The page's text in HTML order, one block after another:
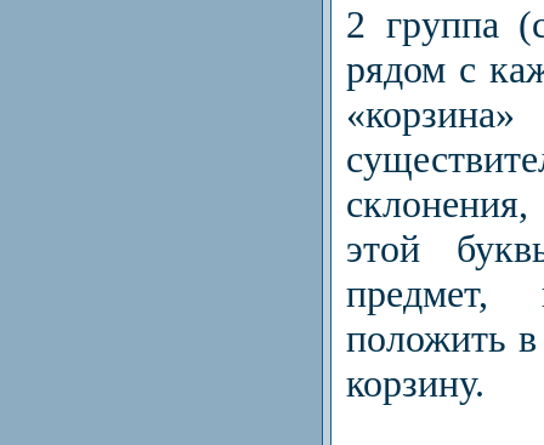
2 группа
рядом с
этой
предмет,
положить в
корзину.